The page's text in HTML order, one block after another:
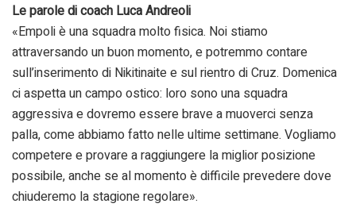
Le parole di coach Luca Andreoli
«Empoli è una squadra molto fisica. Noi stiamo
attraversando un buon momento, e potremmo contare
sull’inserimento di Nikitinaite e sul rientro di Cruz. Domenica
ci aspetta un campo ostico: loro sono una squadra
aggressiva e dovremo essere brave a muoverci senza
palla, come abbiamo fatto nelle ultime settimane. Vogliamo
competere e provare a raggiungere la miglior posizione
possibile, anche se al momento è difficile prevedere dove
chiuderemo la stagione regolare».